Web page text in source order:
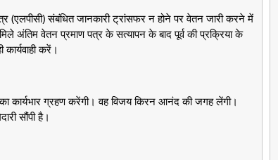
संबंधित जानकारी ट्रांसफर न होने पर वेतन जारी करने में
अंतिम वेतन प्रमाण पत्र के सत्यापन के बाद पूर्व की प्रक्रिया के
करें।
कार्यभार ग्रहण करेंगी। वह विजय किरन आनंद की जगह लेंगी।
सौंपी है।